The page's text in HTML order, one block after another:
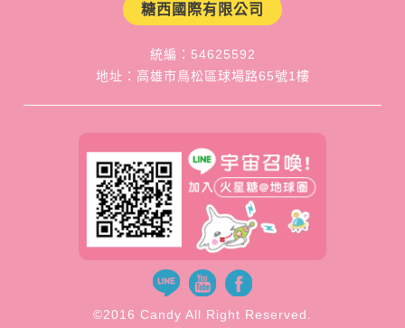
糖西國際有限公司
統編：54625592
地址：高雄市鳥松區球場路65號1樓
©2016 Candy All Right Reserved.